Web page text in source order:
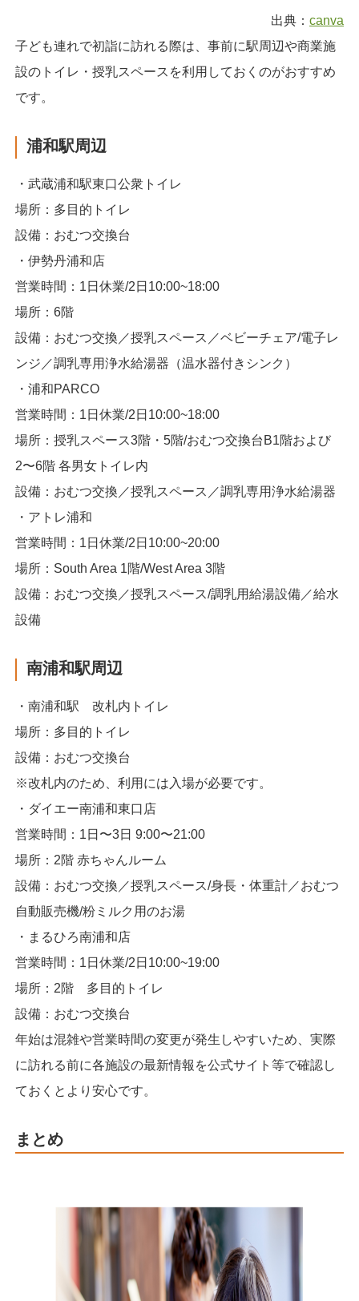
出典：canva
子ども連れで初詣に訪れる際は、事前に駅周辺や商業施
設のトイレ・授乳スペースを利用しておくのがおすすめ
です。
浦和駅周辺
・武蔵浦和駅東口公衆トイレ
場所：多目的トイレ
設備：おむつ交換台
・伊勢丹浦和店
営業時間：1日休業/2日10:00~18:00
場所：6階
設備：おむつ交換／授乳スペース／ベビーチェア/電子レ
ンジ／調乳専用浄水給湯器（温水器付きシンク）
・浦和PARCO
営業時間：1日休業/2日10:00~18:00
場所：授乳スペース3階・5階/おむつ交換台B1階および
2〜6階 各男女トイレ内
設備：おむつ交換／授乳スペース／調乳専用浄水給湯器
・アトレ浦和
営業時間：1日休業/2日10:00~20:00
場所：South Area 1階/West Area 3階
設備：おむつ交換／授乳スペース/調乳用給湯設備／給水
設備
南浦和駅周辺
・南浦和駅 改札内トイレ
場所：多目的トイレ
設備：おむつ交換台
※改札内のため、利用には入場が必要です。
・ダイエー南浦和東口店
営業時間：1日〜3日 9:00〜21:00
場所：2階 赤ちゃんルーム
設備：おむつ交換／授乳スペース/身長・体重計／おむつ
自動販売機/粉ミルク用のお湯
・まるひろ南浦和店
営業時間：1日休業/2日10:00~19:00
場所：2階 多目的トイレ
設備：おむつ交換台
年始は混雑や営業時間の変更が発生しやすいため、実際
に訪れる前に各施設の最新情報を公式サイト等で確認し
ておくとより安心です。
まとめ